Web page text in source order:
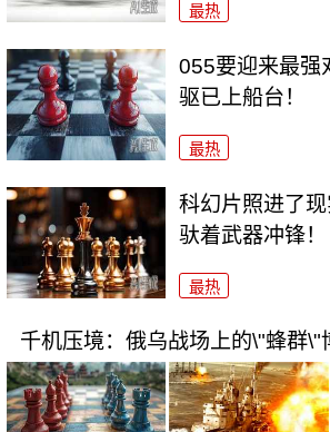
最热
055要迎来最强
驱已上船台！
最热
科幻片照进了
驮着武器冲锋！
最热
千机压境：俄乌战场上的\"蜂群\"